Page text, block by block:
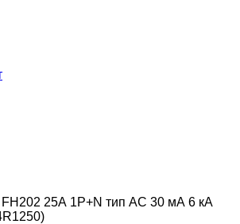
25А 1P+N тип AC 30 мА 6 кА